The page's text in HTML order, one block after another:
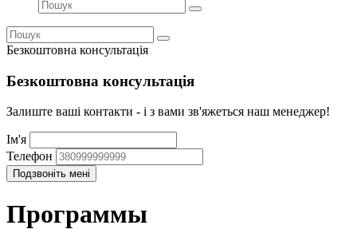
Безкоштовна консультація
Безкоштовна консультація
Залиште ваші контакти - і з вами зв'яжеться наш менеджер!
Ім'я
Телефон
Программы